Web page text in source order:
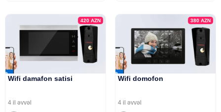
420AZN
Wifi damafon satisi
4 il əvvəl
380 AZN
Wifi domofon
4 il əvvəl